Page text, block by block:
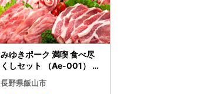
みゆきポーク 満喫 食べ尽
くしセット （Ae-001） 焼
長野県飯山市